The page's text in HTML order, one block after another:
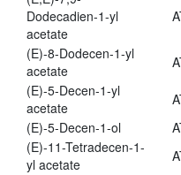
Dodecadien-1-yl
acetate
(E)-8-Dodecen-1-yl
acetate
(E)-5-Decen-1-yl
acetate
(E)-5-Decen-1-ol
(E)-11-Tetradecen-1-
yl acetate